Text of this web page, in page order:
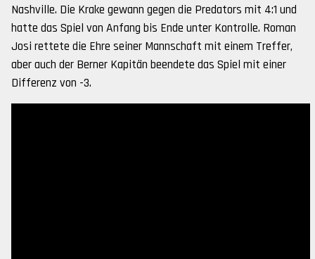
Nashville. Die Krake gewann gegen die Predators mit 4:1 und
hatte das Spiel von Anfang bis Ende unter Kontrolle. Roman
Josi rettete die Ehre seiner Mannschaft mit einem Treffer,
aber auch der Berner Kapitän beendete das Spiel mit einer
Differenz von -3.